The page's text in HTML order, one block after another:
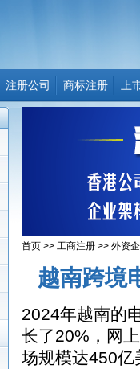
注册公司 商标注册 上
首页 >> 工商注册 >> 外资
越南跨境
2024年越南的
长了20%，网
场规模达450亿